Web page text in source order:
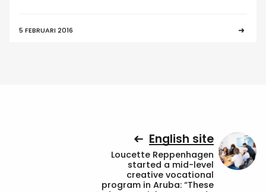
5 FEBRUARI 2016
English site
Loucette Reppenhagen
started a mid-level
creative vocational
program in Aruba: “These